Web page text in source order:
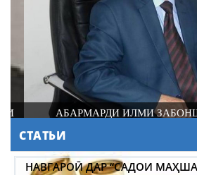
4-уми декабр- зодрӯзи
шоири абадзинда Абулқосим
Лоҳутӣ
АБУЛҚОСИМ ЛОҲУТӢ /
ABULQOSIM LOHUTY/
АБАРМАРДИ ИЛМИ
СТАТЬИ
НАВГАРОӢ ДАР “САДОИ